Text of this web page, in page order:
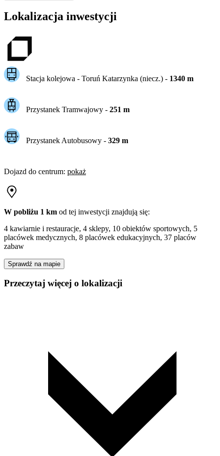
Lokalizacja inwestycji
Stacja kolejowa - Toruń Katarzynka (niecz.)- 1340m
Przystanek Tramwajowy - 251 m
Przystanek Autobusowy - 329m
Dojazd do centrum: pokaż
W pobliżu 1 km od tej inwestycji znajdują się:
4 kawiarnie i restauracje, 4 sklepy, 10 obiektów sportowych, 5
placówek medycznych, 8 placówek edukacyjnych, 37 placów
zabaw
Sprawdź na mapie
Przeczytaj więcej o lokalizacji